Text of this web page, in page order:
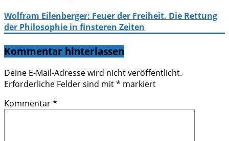
Wolfram Eilenberger: Feuer der Freiheit. Die Rettung
der Philosophie in finsteren Zeiten
Kommentar hinterlassen
Deine E-Mail-Adresse wird nicht veröffentlicht.
Erforderliche Felder sind mit* markiert
Kommentar*